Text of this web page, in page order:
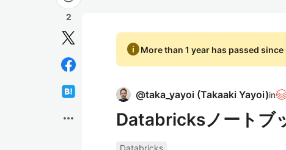
2
more_horiz
infoMore than 1 year has passed
@taka_yayoi (Takaaki Yayoi)in
Databricksノートブ
Databricks